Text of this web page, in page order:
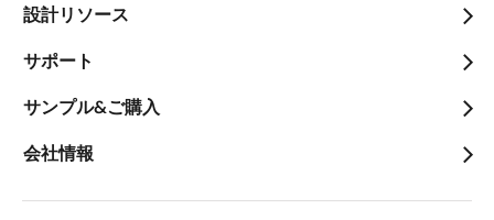
設計リソース
サポート
サンプル&ご購入
会社情報